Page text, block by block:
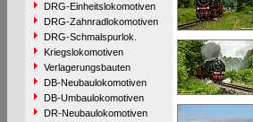
DRG-Einheitslokomotiven
DRG-Zahnradlokomotiven
DRG-Schmalspurlok.
Kriegslokomotiven
Verlagerungsbauten
DB-Neubaulokomotiven
DB-Umbaulokomotiven
DR-Neubaulokomotiven